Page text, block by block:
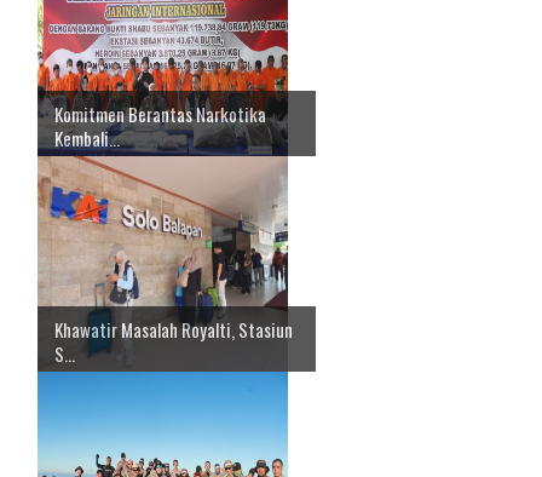
Komitmen Berantas Narkotika
Kembali...
Khawatir Masalah Royalti, Stasiun
S...